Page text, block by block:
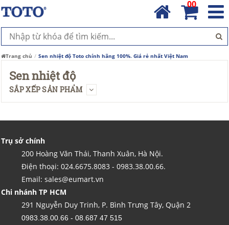
00
Trang chủ Sen nhiệt độ Toto chính hãng 100%. Giá rẻ nhất Việt Nam
Sen nhiệt độ
SẮP XẾP SẢN PHẨM
Trụ sở chính
200 Hoàng Văn Thái, Thanh Xuân, Hà Nội.
Điện thoại: 024.6675.8083 - 0983.38.00.66.
Email: sales@eumart.vn
Chi nhánh TP HCM
291 Nguyễn Duy Trinh, P. Bình Trưng Tây, Quận 2
0983.38.00.66 - 08.687 47 515